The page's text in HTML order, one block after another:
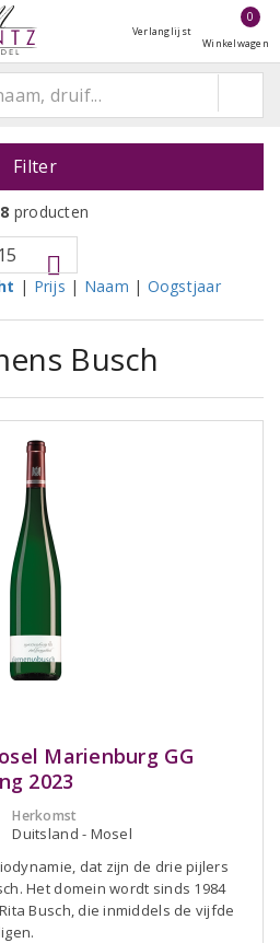
Verlanglijst
0
Winkelwagen
Filter
8 producten
| Prijs | Naam | Oogstjaar
Busch
Marienburg GG
2023
Herkomst
Duitsland - Mosel
dat zijn de drie pijlers
Het domein wordt sinds 1984
Busch, die inmiddels de vijfde